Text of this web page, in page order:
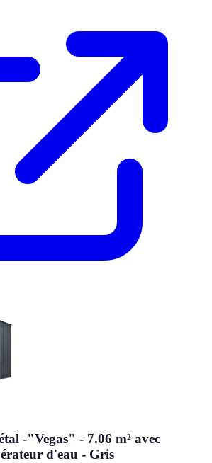
-"Vegas" - 7.06 m² avec
d'eau - Gris